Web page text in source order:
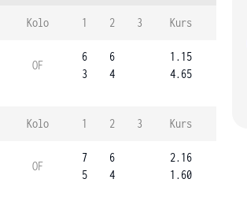
Kolo 1 2 3 Kurs
OF
6
3
6
4
1.15
4.65
Kolo 1 2 3 Kurs
OF
7
5
6
4
2.16
1.60